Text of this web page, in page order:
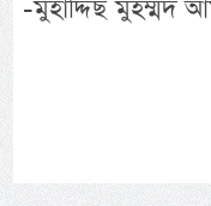
-মুহাদ্দিছ মুহম্মদ